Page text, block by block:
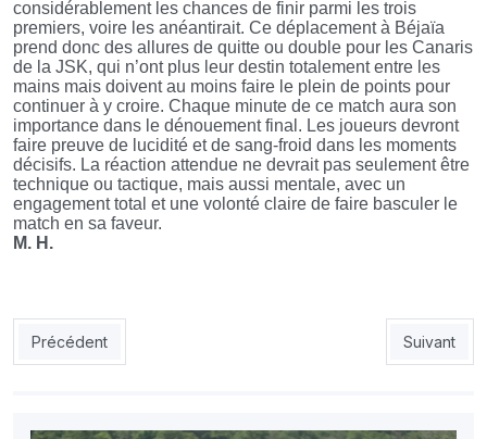
considérablement les chances de finir parmi les trois
premiers, voire les anéantirait. Ce déplacement à Béjaïa
prend donc des allures de quitte ou double pour les Canaris
de la JSK, qui n’ont plus leur destin totalement entre les
mains mais doivent au moins faire le plein de points pour
continuer à y croire. Chaque minute de ce match aura son
importance dans le dénouement final. Les joueurs devront
faire preuve de lucidité et de sang-froid dans les moments
décisifs. La réaction attendue ne devrait pas seulement être
technique ou tactique, mais aussi mentale, avec un
engagement total et une volonté claire de faire basculer le
match en sa faveur.
M. H.
Article précédent : Ligue 1 (mise à jour) OA-JSK (1-1) : les
Précédent Article
Suivant